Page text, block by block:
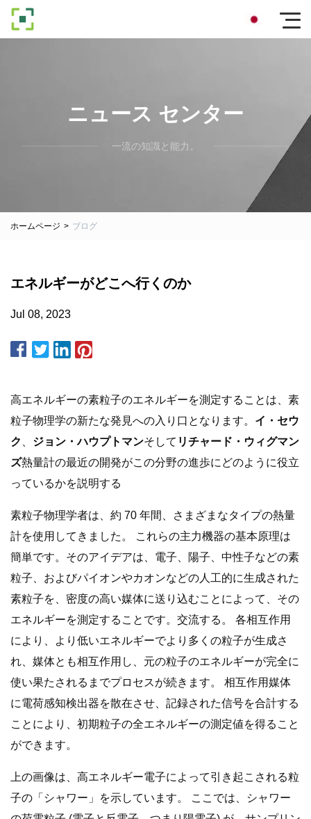
ニュース センター
一流の知識と能力。
ホームページ > ブログ
エネルギーがどこへ行くのか
Jul 08, 2023
高エネルギーの素粒子のエネルギーを測定することは、素
粒子物理学の新たな発見への入り口となります。 イ・セウ
ク
ジョン・ハウプトマンそして リチャード・ウィグマン
ズ熱量計の最近の開発がこの分野の進歩にどのように役立
っているかを説明する
素粒子物理学者は、約 70 年間、さまざまなタイプの熱量
計を使用してきました。 これらの主力機器の基本原理は
簡単です。そのアイデアは、電子、陽子、中性子などの素
粒子、およびパイオンやカオンなどの人工的に生成された
素粒子を、密度の高い媒体に送り込むことによって、その
エネルギーを測定することです。交流する。 各相互作用
により、より低いエネルギーでより多くの粒子が生成さ
れ、媒体とも相互作用し、元の粒子のエネルギーが完全に
使い果たされるまでプロセスが続きます。 相互作用媒体
に電荷感知検出器を散在させ、記録された信号を合計する
ことにより、初期粒子の全エネルギーの測定値を得ること
ができます。
上の画像は、高エネルギー電子によって引き起こされる粒
子の「シャワー」を示しています。 ここでは、シャワー